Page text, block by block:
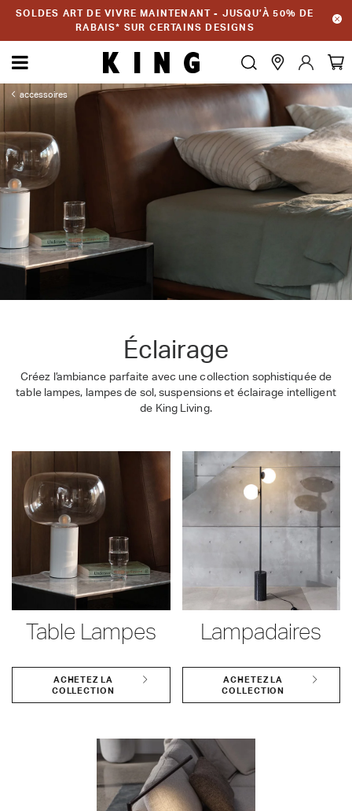
SOLDES ART DE VIVRE MAINTENANT - JUSQU’À 50% DE
RABAIS* SUR CERTAINS DESIGNS
accessoires
Éclairage
Créez l’ambiance parfaite avec une collection sophistiquée de
table lampes, lampes de sol, suspensions et éclairage intelligent
de King Living.
Table Lampes
ACHETEZ LA
COLLECTION
Lampadaires
ACHETEZ LA
COLLECTION